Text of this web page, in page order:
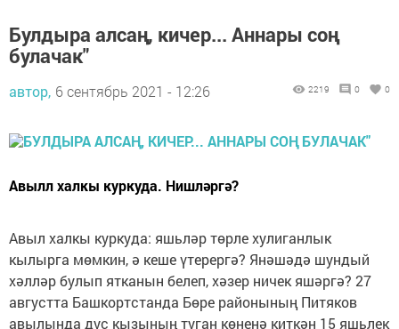
Булдыра алсаң, кичер... Аннары соң
булачак"
автор, 6 сентябрь 2021 - 12:26 2219 0 0
Авылл халкы куркуда. Нишләргә?
Авыл халкы куркуда: яшьләр төрле хулиганлык
кылырга мөмкин, ә кеше үтерергә? Янәшәдә шундый
хәлләр булып ятканын белеп, хәзер ничек яшәргә? 27
августта Башкортстанда Бөре районының Питяков
авылында дус кызының туган көненә киткән 15 яшьлек